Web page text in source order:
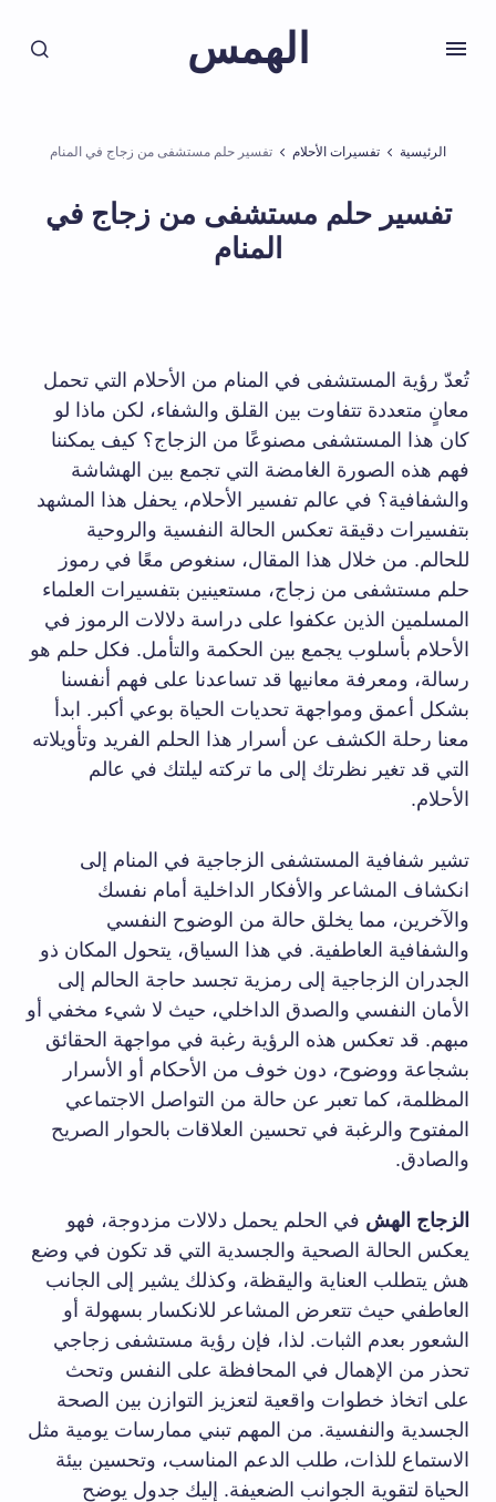
الهمس
الرئيسية تفسيرات الأحلام تفسير حلم مستشفى من زجاج في المنام
تفسير حلم مستشفى من زجاج في
المنام
تُعدّ رؤية المستشفى في المنام من الأحلام التي تحمل
معانٍ متعددة تتفاوت بين القلق والشفاء، لكن ماذا لو
كان هذا المستشفى مصنوعًا من الزجاج؟ كيف يمكننا
فهم هذه الصورة الغامضة التي تجمع بين الهشاشة
والشفافية؟ في عالم تفسير الأحلام، يحفل هذا المشهد
بتفسيرات دقيقة تعكس الحالة النفسية والروحية
للحالم. من خلال هذا المقال، سنغوص معًا في رموز
حلم مستشفى من زجاج، مستعينين بتفسيرات العلماء
المسلمين الذين عكفوا على دراسة دلالات الرموز في
الأحلام بأسلوب يجمع بين الحكمة والتأمل. فكل حلم هو
رسالة، ومعرفة معانيها قد تساعدنا على فهم أنفسنا
بشكل أعمق ومواجهة تحديات الحياة بوعي أكبر. ابدأ
معنا رحلة الكشف عن أسرار هذا الحلم الفريد وتأويلاته
التي قد تغير نظرتك إلى ما تركته ليلتك في عالم
الأحلام.
تشير شفافية المستشفى الزجاجية في المنام إلى
انكشاف المشاعر والأفكار الداخلية أمام نفسك
والآخرين، مما يخلق حالة من الوضوح النفسي
والشفافية العاطفية. في هذا السياق، يتحول المكان ذو
الجدران الزجاجية إلى رمزية تجسد حاجة الحالم إلى
الأمان النفسي والصدق الداخلي، حيث لا شيء مخفي أو
مبهم. قد تعكس هذه الرؤية رغبة في مواجهة الحقائق
بشجاعة ووضوح، دون خوف من الأحكام أو الأسرار
المظلمة، كما تعبر عن حالة من التواصل الاجتماعي
المفتوح والرغبة في تحسين العلاقات بالحوار الصريح
والصادق.
الزجاج الهش في الحلم يحمل دلالات مزدوجة، فهو
يعكس الحالة الصحية والجسدية التي قد تكون في وضع
هش يتطلب العناية واليقظة، وكذلك يشير إلى الجانب
العاطفي حيث تتعرض المشاعر للانكسار بسهولة أو
الشعور بعدم الثبات. لذا، فإن رؤية مستشفى زجاجي
تحذر من الإهمال في المحافظة على النفس وتحث
على اتخاذ خطوات واقعية لتعزيز التوازن بين الصحة
الجسدية والنفسية. من المهم تبني ممارسات يومية مثل
الاستماع للذات، طلب الدعم المناسب، وتحسين بيئة
الحياة لتقوية الجوانب الضعيفة. إليك جدول يوضح